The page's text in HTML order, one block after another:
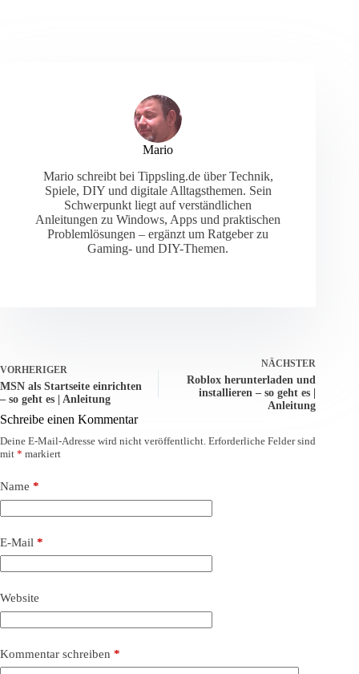
Mario
Mario schreibt bei Tippsling.de über Technik,
Spiele, DIY und digitale Alltagsthemen. Sein
Schwerpunkt liegt auf verständlichen
Anleitungen zu Windows, Apps und praktischen
Problemlösungen – ergänzt um Ratgeber zu
Gaming- und DIY-Themen.
VORHERIGER
MSN als Startseite einrichten
– so geht es | Anleitung
NÄCHSTER
Roblox herunterladen und
installieren – so geht es |
Anleitung
Schreibe einen Kommentar
Deine E-Mail-Adresse wird nicht veröffentlicht. Erforderliche Felder sind
mit * markiert
Name *
E-Mail *
Website
Kommentar schreiben *